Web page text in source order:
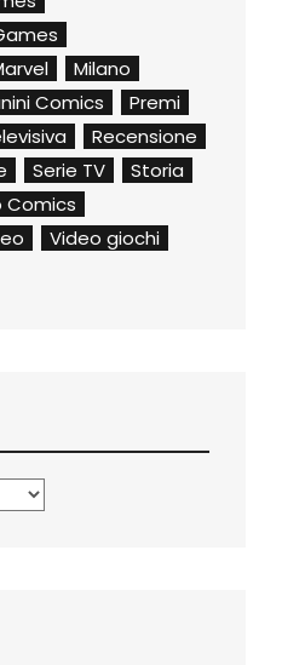
Milano
Comics
Premi
Recensione
Serie TV
Storia
Comics
Video giochi